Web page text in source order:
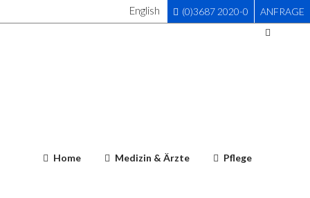
English (0)3687 2020-0 ANFRAGE
Home Medizin & Ärzte Pflege